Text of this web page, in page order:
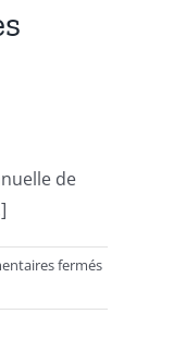
de
ferméssur
: